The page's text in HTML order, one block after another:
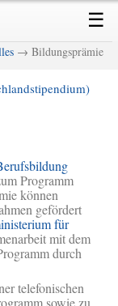
☰
→ Bildungsprämie
Programm
können
gefördert
für
mit dem
durch
telefonischen
sowie zu